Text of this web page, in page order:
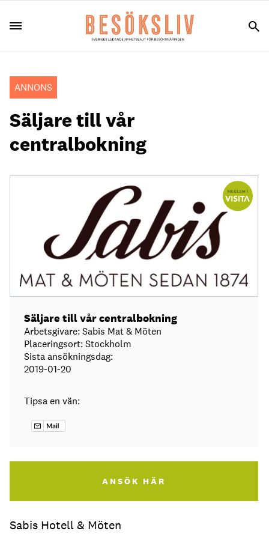
ANNONS
Säljare till vår
centralbokning
Sabis Hotell & Möten
Säljare till vår centralbokning
Arbetsgivare: Sabis Mat & Möten
Placeringsort: Stockholm
Sista ansökningsdag:
2019-01-20
Tipsa en vän:
ANSÖK HÄR